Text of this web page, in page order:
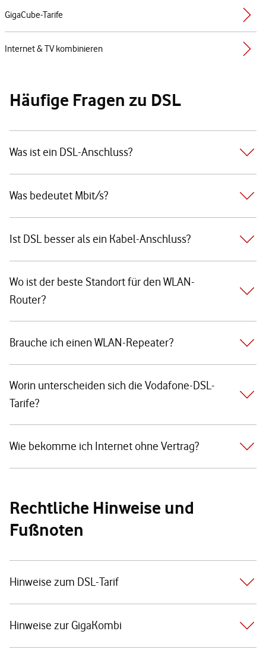
GigaCube-Tarife
Internet & TV kombinieren
Häufige Fragen zu DSL
Was ist ein DSL-Anschluss?
Was bedeutet Mbit/s?
Ist DSL besser als ein Kabel-Anschluss?
Wo ist der beste Standort für den WLAN-
Router?
Brauche ich einen WLAN-Repeater?
Worin unterscheiden sich die Vodafone-DSL-
Tarife?
Wie bekomme ich Internet ohne Vertrag?
Rechtliche Hinweise und
Fußnoten
Hinweise zum DSL-Tarif
Hinweise zur GigaKombi